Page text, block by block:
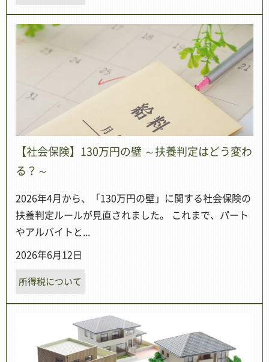
【社会保険】130万円の壁 ～扶養判定はどう変わ
る？～
2026年4月から、「130万円の壁」に関する社会保険の
扶養判定ルールが見直されました。 これまで、パート
やアルバイトと...
2026年6月12日
所得税について